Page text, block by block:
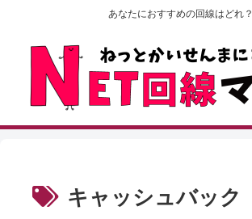
あなたにおすすめの回線はどれ？
キャッシュバック